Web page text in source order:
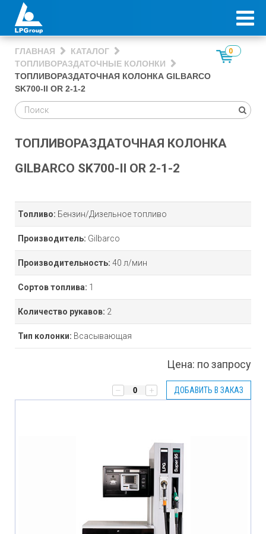
ГЛАВНАЯ
КАТАЛОГ
ТОПЛИВОРАЗДАТОЧНЫЕ КОЛОНКИ
ТОПЛИВОРАЗДАТОЧНАЯ КОЛОНКА GILBARCO
SK700-II OR 2-1-2
0
ТОПЛИВОРАЗДАТОЧНАЯ КОЛОНКА
GILBARCO SK700-II OR 2-1-2
Топливо: Бензин/Дизельное топливо
Производитель: Gilbarco
Производительность: 40 л/мин
Сортов топлива: 1
Количество рукавов: 2
Тип колонки: Всасывающая
Цена: по запросу
ДОБАВИТЬ В ЗАКАЗ